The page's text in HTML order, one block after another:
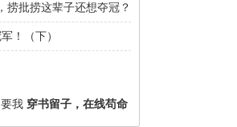
捞批捞这辈子还想夺冠？
！（下）
我 穿书留子，在线苟命